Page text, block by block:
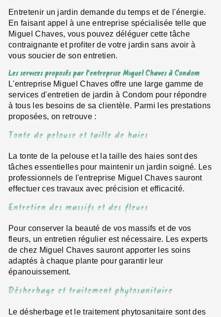
Entretenir un jardin demande du temps et de l'énergie.
En faisant appel à une entreprise spécialisée telle que
Miguel Chaves, vous pouvez déléguer cette tâche
contraignante et profiter de votre jardin sans avoir à
vous soucier de son entretien.
Les services proposés par l'entreprise Miguel Chaves à Condom
L'entreprise Miguel Chaves offre une large gamme de
services d'entretien de jardin à Condom pour répondre
à tous les besoins de sa clientèle. Parmi les prestations
proposées, on retrouve :
Tonte de pelouse et taille de haies
La tonte de la pelouse et la taille des haies sont des
tâches essentielles pour maintenir un jardin soigné. Les
professionnels de l'entreprise Miguel Chaves sauront
effectuer ces travaux avec précision et efficacité.
Entretien des massifs et des fleurs
Pour conserver la beauté de vos massifs et de vos
fleurs, un entretien régulier est nécessaire. Les experts
de chez Miguel Chaves sauront apporter les soins
adaptés à chaque plante pour garantir leur
épanouissement.
Désherbage et traitement phytosanitaire
Le désherbage et le traitement phytosanitaire sont des